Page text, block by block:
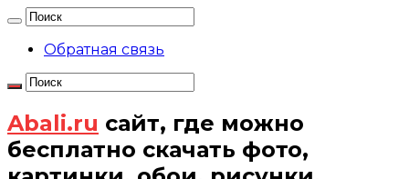
Обратная связь
Abali.ru сайт, где можно
бесплатно скачать фото,